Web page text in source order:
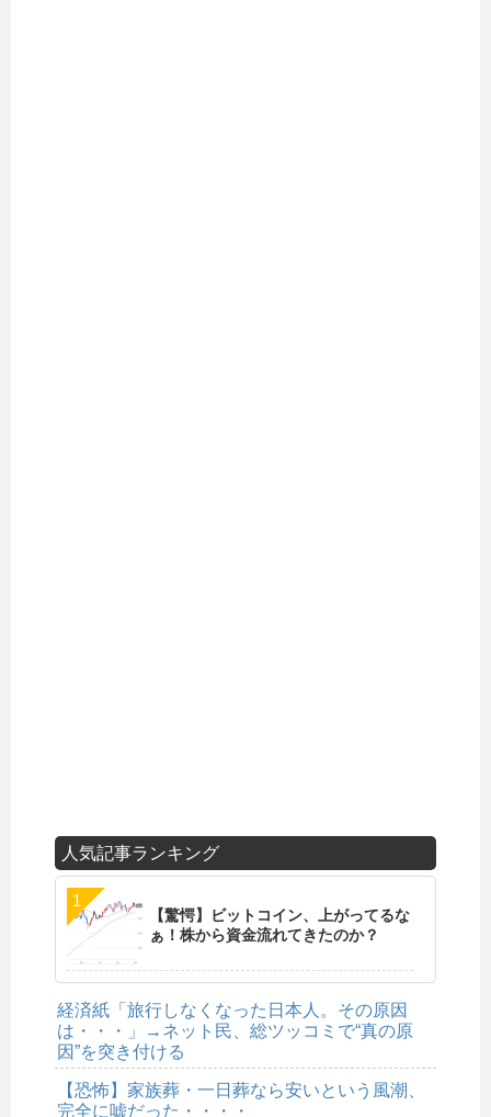
人気記事ランキング
【驚愕】ビットコイン、上がってるな
ぁ！株から資金流れてきたのか？
経済紙「旅行しなくなった日本人。その原因
は・・・」→ネット民、総ツッコミで“真の原
因”を突き付ける
【恐怖】家族葬・一日葬なら安いという風潮、
完全に嘘だった・・・・